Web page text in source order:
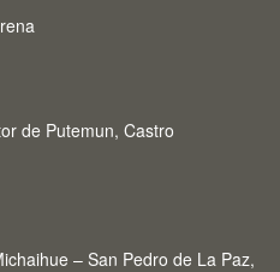
de Putemun, Castro
– San Pedro de La Paz,